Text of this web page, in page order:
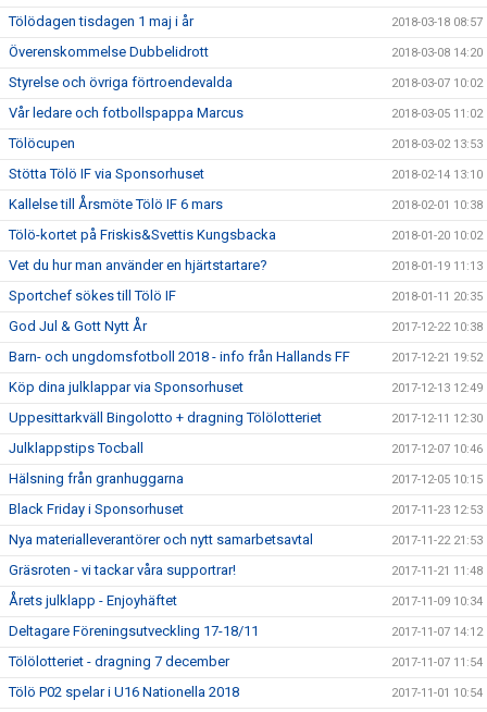
Tölödagen tisdagen 1 maj i år 2018-03-18 08:57
Överenskommelse Dubbelidrott 2018-03-08 14:20
Styrelse och övriga förtroendevalda 2018-03-07 10:02
Vår ledare och fotbollspappa Marcus 2018-03-05 11:02
Tölöcupen 2018-03-02 13:53
Stötta Tölö IF via Sponsorhuset 2018-02-14 13:10
Kallelse till Årsmöte Tölö IF 6 mars 2018-02-01 10:38
Tölö-kortet på Friskis&Svettis Kungsbacka 2018-01-20 10:02
Vet du hur man använder en hjärtstartare? 2018-01-19 11:13
Sportchef sökes till Tölö IF 2018-01-11 20:35
God Jul & Gott Nytt År 2017-12-22 10:38
Barn- och ungdomsfotboll 2018 - info från Hallands FF 2017-12-21 19:52
Köp dina julklappar via Sponsorhuset 2017-12-13 12:49
Uppesittarkväll Bingolotto + dragning Tölölotteriet 2017-12-11 12:30
Julklappstips Tocball 2017-12-07 10:46
Hälsning från granhuggarna 2017-12-05 10:15
Black Friday i Sponsorhuset 2017-11-23 12:53
Nya materialleverantörer och nytt samarbetsavtal 2017-11-22 21:53
Gräsroten - vi tackar våra supportrar! 2017-11-21 11:48
Årets julklapp - Enjoyhäftet 2017-11-09 10:34
Deltagare Föreningsutveckling 17-18/11 2017-11-07 14:12
Tölölotteriet - dragning 7 december 2017-11-07 11:54
Tölö P02 spelar i U16 Nationella 2018 2017-11-01 10:54